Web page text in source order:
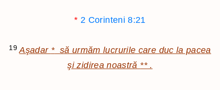
* 2 Corinteni 8:21
19 Aşadar *să urmăm lucrurile care duc la pacea
şi zidirea noastră **.